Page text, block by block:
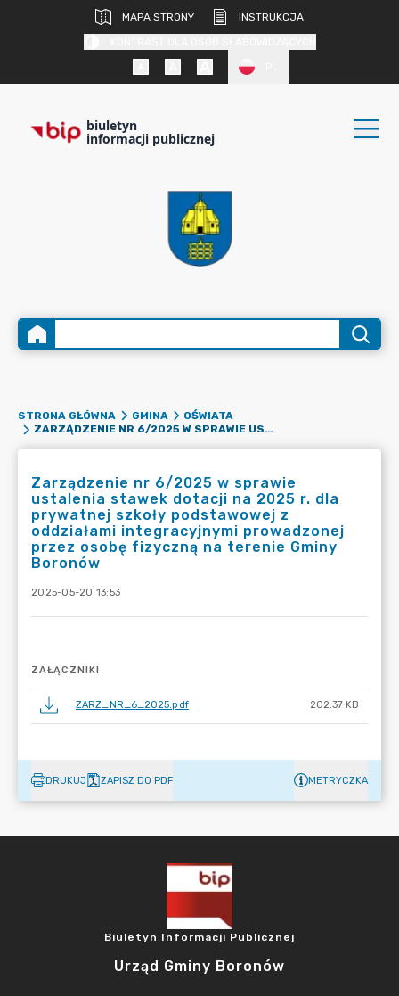
MAPA STRONY
INSTRUKCJA
biuletyn
informacji publicznej
STRONA GŁÓWNA GMINA
OŚWIATA
ZARZĄDZENIE NR 6/2025 W SPRAWIE USTALENIA STAWEK DOTACJI NA 2025 R. DLA PRYWATNEJ SZKOŁY PODSTAWOWEJ Z ODDZIAŁAMI INTEGRACYJNYMI PROWADZONEJ PRZEZ OSOBĘ FIZYCZNĄ NA TERENIE GMINY BORONÓW
Zarządzenie nr 6/2025 w sprawie
ustalenia stawek dotacji na 2025 r. dla
prywatnej szkoły podstawowej z
oddziałami integracyjnymi prowadzonej
przez osobę fizyczną na terenie Gminy
Boronów
2025-05-20 13:53
ZAŁĄCZNIKI
ZARZ_NR_6_2025.pdf 202.37 KB
DRUKUJ ZAPISZ DO PDF METRYCZKA
Biuletyn Informacji Publicznej
Urząd Gminy Boronów